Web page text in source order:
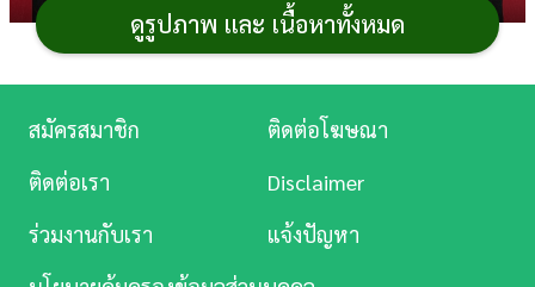
ดูรูปภาพ และ เนื้อหาทั้งหมด
ดู
Music
สมัครสมาชิก
ติดต่อโฆษณา
ติดต่อเรา
Disclaimer
ร่วมงานกับเรา
แจ้งปัญหา